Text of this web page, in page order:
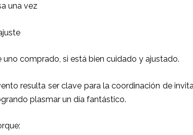
una vez
comprado, si está bien cuidado y ajustado.
resulta ser clave para la coordinación de
plasmar un día fantástico.